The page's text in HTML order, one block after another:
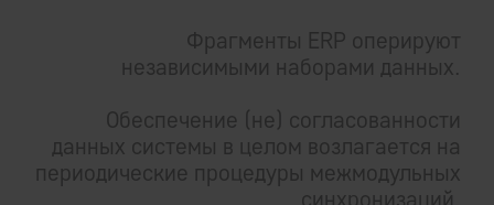
Фрагменты ERP оперируют
независимыми наборами данных.
Обеспечение (не) согласованности
данных системы в целом возлагается на
периодические процедуры межмодульных
синхронизаций.